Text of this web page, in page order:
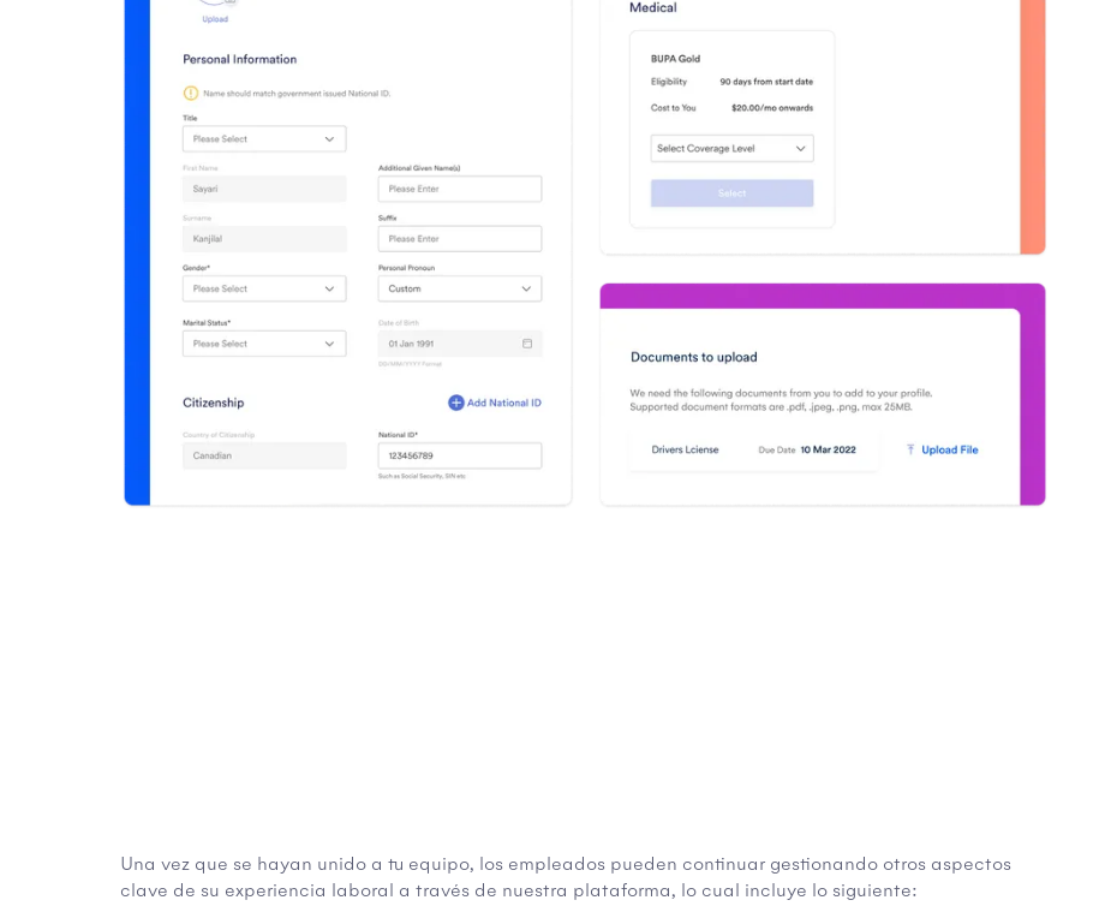
Una vez que se hayan unido a tu equipo, los empleados pueden continuar gestionando otros aspectos
clave de su experiencia laboral a través de nuestra plataforma, lo cual incluye lo siguiente: